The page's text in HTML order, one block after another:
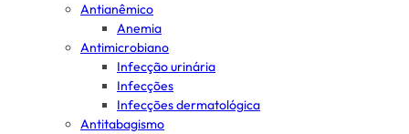
Antianêmico
Anemia
Antimicrobiano
Infecção urinária
Infecções
Infecções dermatológica
Antitabagismo